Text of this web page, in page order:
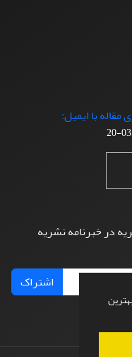
با ایمیل:
در خبرنامه نشریه
اشتراک